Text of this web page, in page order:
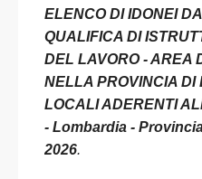
ELENCO DI IDONEI
QUALIFICA DI
DEL LAVORO - AREA
NELLA PROVINCIA DI
LOCALI ADERENTI
- Lombardia -
2026.